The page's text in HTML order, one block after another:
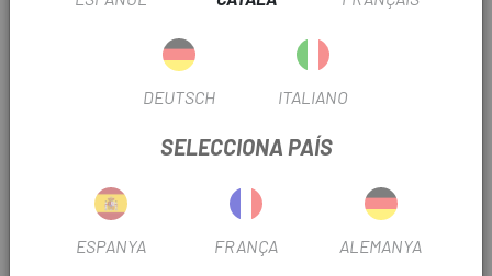
UNUSUAL GEL 45CHO conté 200mg de sodi per gel, cosa
que ho fa perfecte per evitar el consum addicional de sals
UNUSUAL. aquesta línia dins de la marca està dissenyada
per a esforços de llarga distància i estratègies nutricionals
exigents, es caracteritza per com treballa els seus hidrats
DEUTSCH ITALIANO
SELECCIONA PAÍS
ESPANYA FRANÇA ALEMANYA